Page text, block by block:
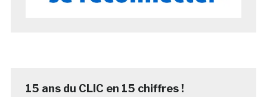
15 ans du CLIC en 15 chiffres !